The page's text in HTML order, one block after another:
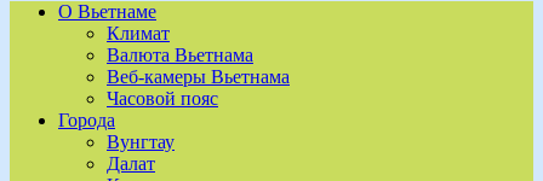
О Вьетнаме
Климат
Валюта Вьетнама
Веб-камеры Вьетнама
Часовой пояс
Города
Вунгтау
Далат